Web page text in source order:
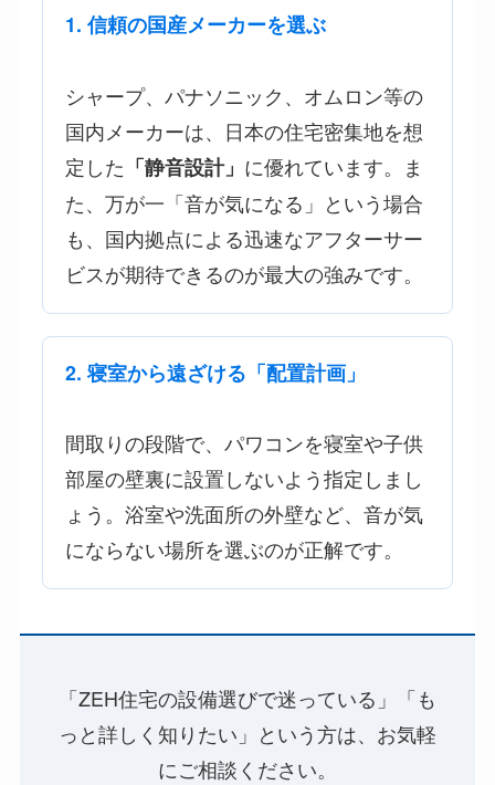
1. 信頼の国産メーカーを選ぶ
シャープ、パナソニック、オムロン等の
国内メーカーは、日本の住宅密集地を想
定した 「静音設計」 に優れています。ま
た、万が一「音が気になる」という場合
も、国内拠点による迅速なアフターサー
ビスが期待できるのが最大の強みです。
2. 寝室から遠ざける「配置計画」
間取りの段階で、パワコンを寝室や子供
部屋の壁裏に設置しないよう指定しまし
ょう。浴室や洗面所の外壁など、音が気
にならない場所を選ぶのが正解です。
「ZEH住宅の設備選びで迷っている」「も
っと詳しく知りたい」という方は、お気軽
にご相談ください。